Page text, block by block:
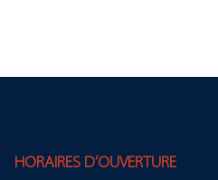
HORAIRES D’OUVERTURE